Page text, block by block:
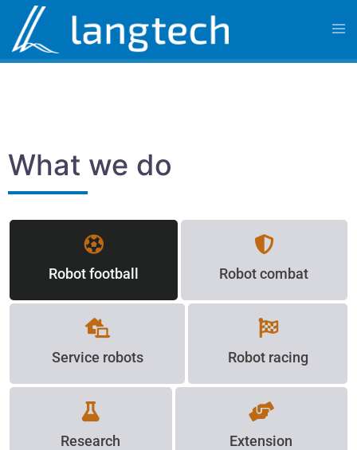
What we do
Robot football Robot combat
Service robots Robot racing
Research Extension